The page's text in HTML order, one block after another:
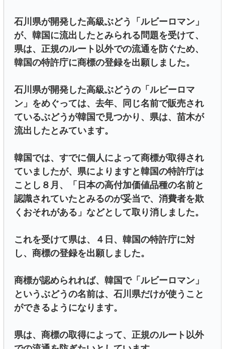
石川県が開発した高級ぶどう「ルビーロマン」
が、韓国に流出したとみられる問題を受けて、
県は、正規のルート以外での流通を防ぐため、
韓国の特許庁に商標の登録を出願しました。
石川県が開発した高級ぶどうの「ルビーロマ
ン」をめぐっては、去年、同じ名前で販売され
ているぶどうが韓国で見つかり、県は、苗木が
流出したとみています。
韓国では、すでに個人によって商標が取得され
ていましたが、県によりますと韓国の特許庁は
ことし８月、「日本の高付加価値品種の名前と
認識されていたとみるのが妥当で、消費者を欺
くおそれがある」などとして取り消しました。
これを受けて県は、４日、韓国の特許庁に対
し、商標の登録を出願しました。
商標が認められれば、韓国で「ルビーロマン」
というぶどうの名前は、石川県だけが使うこと
ができるようになります。
県は、商標の取得によって、正規のルート以外